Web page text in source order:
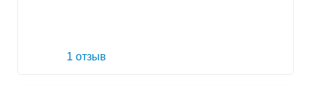
1 отзыв